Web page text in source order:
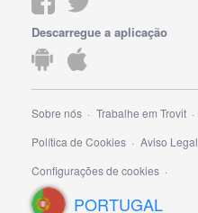
Descarregue a aplicação
Sobre nós Trabalhe em Trovit
Política de Cookies
Aviso Legal
Configurações de cookies
PORTUGAL